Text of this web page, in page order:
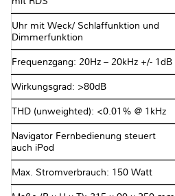
Uhr mit Weck/ Schlaffunktion und
Dimmerfunktion
Frequenzgang: 20Hz – 20kHz +/- 1dB
Wirkungsgrad: >80dB
THD (unweighted): <0.01% @ 1kHz
Navigator Fernbedienung steuert
auch iPod
Max. Stromverbrauch: 150 Watt